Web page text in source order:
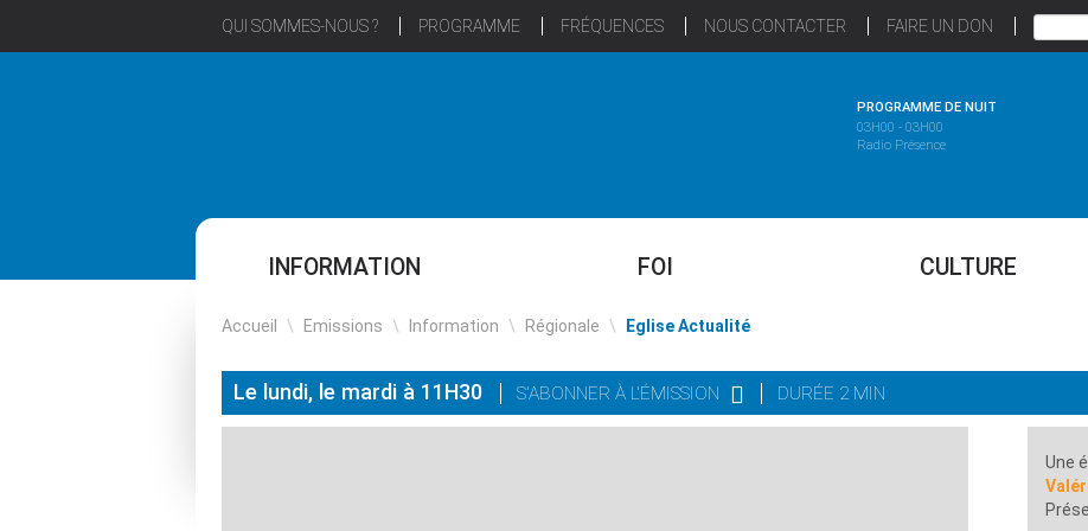
QUI SOMMES-NOUS ? PROGRAMME FRÉQUENCES NOUS CONTACTER FAIRE UN DON
PROGRAMME DE NUIT
03H00 - 03H00
Radio Présence
INFORMATION FOI CULTURE
Accueil \ Emissions \ Information \ Régionale \ Eglise Actualité
Le lundi, le mardi à 11H30 S'ABONNER À L'ÉMISSION DURÉE 2 MIN
Une